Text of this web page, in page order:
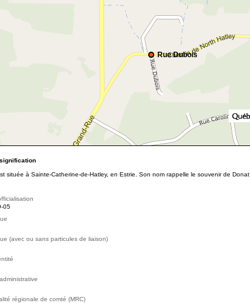
Rue Dubois
située à Sainte-Catherine-de-Hatley, en Estrie. Son nom rappelle le souvenir de
05
(avec ou sans particules de liaison)
régionale de comté (MRC)